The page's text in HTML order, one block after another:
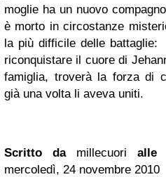
moglie ha un nuovo
è morto in circostanze
la più difficile delle
riconquistare il cuore di
famiglia, troverà la forza di
già una volta li aveva uniti.
Scritto damillecuorialle
mercoledì, 24 novembre 2010